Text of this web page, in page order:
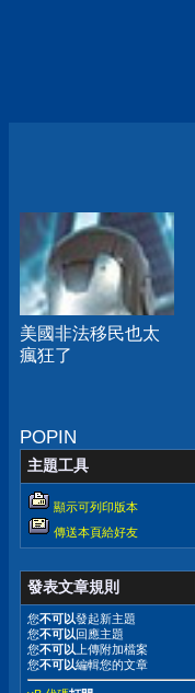
美國非法移民也太
瘋狂了
POPIN
主題工具
顯示可列印版本
傳送本頁給好友
發表文章規則
您不可以發起新主題
您不可以回應主題
您不可以 上傳附加檔案
您不可以編輯您的文章